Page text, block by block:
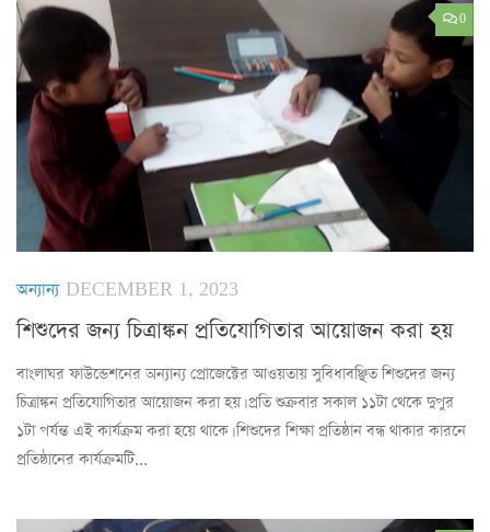
0
অন্যান্য DECEMBER 1, 2023
শিশুদের জন্য চিত্রাঙ্কন প্রতিযোগিতার আয়োজন করা হয়
বাংলাঘর ফাউন্ডেশনের অন্যান্য প্রোজেক্টের আওয়তায় সুবিধাবঞ্ছিত শিশুদের জন্য
চিত্রাঙ্কন প্রতিযোগিতার আয়োজন করা হয়। প্রতি শুক্রবার সকাল ১১টা থেকে দুপুর
১টা পর্যন্ত এই কার্যক্রম করা হয়ে থাকে। শিশুদের শিক্ষা প্রতিষ্ঠান বন্ধ থাকার কারনে
প্রতিষ্ঠানের কার্যক্রমটি...